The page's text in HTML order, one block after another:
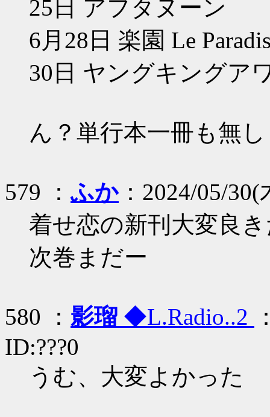
25日 アフタヌーン
6月28日 楽園 Le
30日 ヤングキングア
ん？単行本一冊も無
579 ：ふか：2024/05/30(
着せ恋の新刊大変良
次巻まだー
580 ： 影瑠 ◆L.Radio..2
ID:???0
うむ、大変よかった